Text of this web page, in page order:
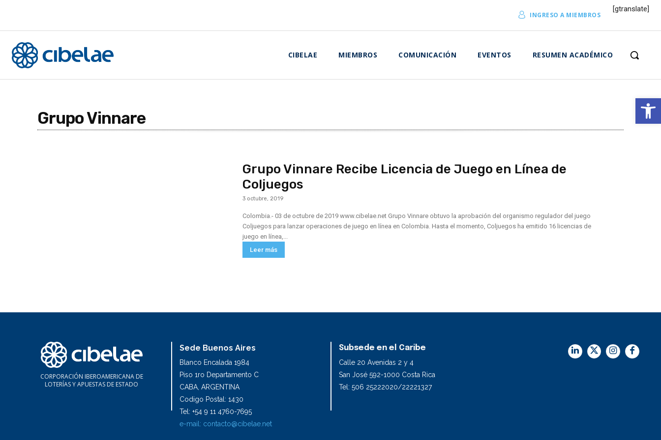
Abrir
INGRESO A MIEMBROS
[gtranslate]
CIBELAE MIEMBROS COMUNICACIÓN EVENTOS RESUMEN ACADÉMICO
Grupo Vinnare
Grupo Vinnare Recibe Licencia de Juego en Línea de
Coljuegos
3 octubre, 2019
Colombia.- 03 de octubre de 2019 www.cibelae.net Grupo Vinnare obtuvo la aprobación del organismo regulador del juego
Coljuegos para lanzar operaciones de juego en línea en Colombia. Hasta el momento, Coljuegos ha emitido 16 licencias de
juego en línea,...
Leer más
CORPORACIÓN IBEROAMERICANA DE
LOTERÍAS Y APUESTAS DE ESTADO
Sede Buenos Aires
Blanco Encalada 1984
Piso 1ro Departamento C
CABA, ARGENTINA
Codigo Postal: 1430
Tel: +54 9 11 4760-7695
e-mail: contacto@cibelae.net
Subsede en el Caribe
Calle 20 Avenidas 2 y 4
San José 592-1000 Costa Rica
Tel: 506 25222020/22221327